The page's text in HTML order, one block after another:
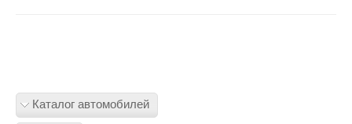
Каталог автомобилей